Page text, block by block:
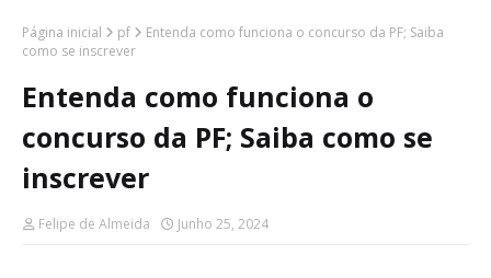
Página inicial pf
Entenda como funciona o concurso da PF; Saiba
como se inscrever
Entenda como funciona o
concurso da PF; Saiba como se
inscrever
Felipe de Almeida Junho 25, 2024